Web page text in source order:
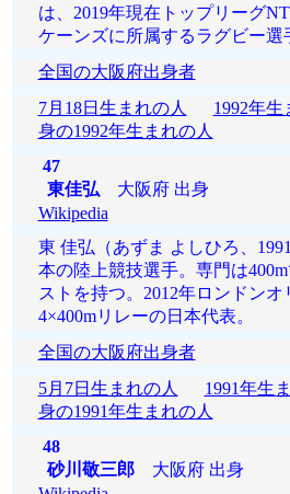
は、2019年現在トップリーグ
ケーンズに所属するラグビー選
全国の大阪府出身者
7月18日生まれの人
1992年生
身の1992年生まれの人
47
東佳弘大阪府 出身
Wikipedia
東 佳弘（あずま よしひろ、
本の陸上競技選手。専門は
ストを持つ。2012年ロンドン
4×400mリレーの日本代表。
全国の大阪府出身者
5月7日生まれの人
1991年生
身の1991年生まれの人
48
砂川敬三郎大阪府 出身